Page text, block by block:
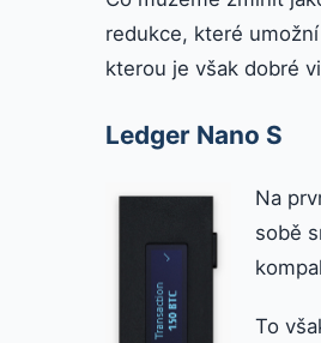
redukce, které
kterou je však dobré
Ledger Nano S
Na
sobě
To